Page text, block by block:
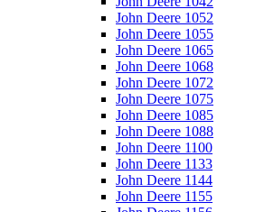
John Deere 1052
John Deere 1055
John Deere 1065
John Deere 1068
John Deere 1072
John Deere 1075
John Deere 1085
John Deere 1088
John Deere 1100
John Deere 1133
John Deere 1144
John Deere 1155